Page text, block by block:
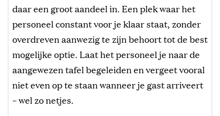
daar een groot aandeel in. Een plek waar het
personeel constant voor je klaar staat, zonder
overdreven aanwezig te zijn behoort tot de best
mogelijke optie. Laat het personeel je naar de
aangewezen tafel begeleiden en vergeet vooral
niet even op te staan wanneer je gast arriveert
– wel zo netjes.